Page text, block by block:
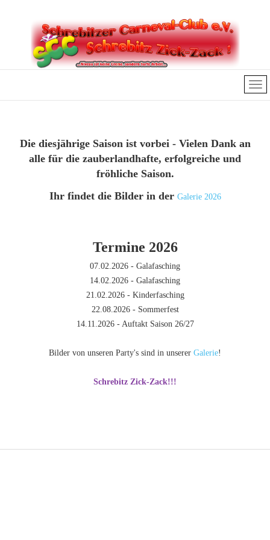
Die diesjährige Saison ist vorbei - Vielen Dank an
alle für die zauberlandhafte, erfolgreiche und
fröhliche Saison.
Ihr findet die Bilder in der Galerie 2026
Termine 2026
07.02.2026 - Galafasching
14.02.2026 - Galafasching
21.02.2026 - Kinderfasching
22.08.2026 - Sommerfest
14.11.2026 - Auftakt Saison 26/27
Bilder von unseren Party's sind in unserer Galerie!
Schrebitz Zick-Zack!!!